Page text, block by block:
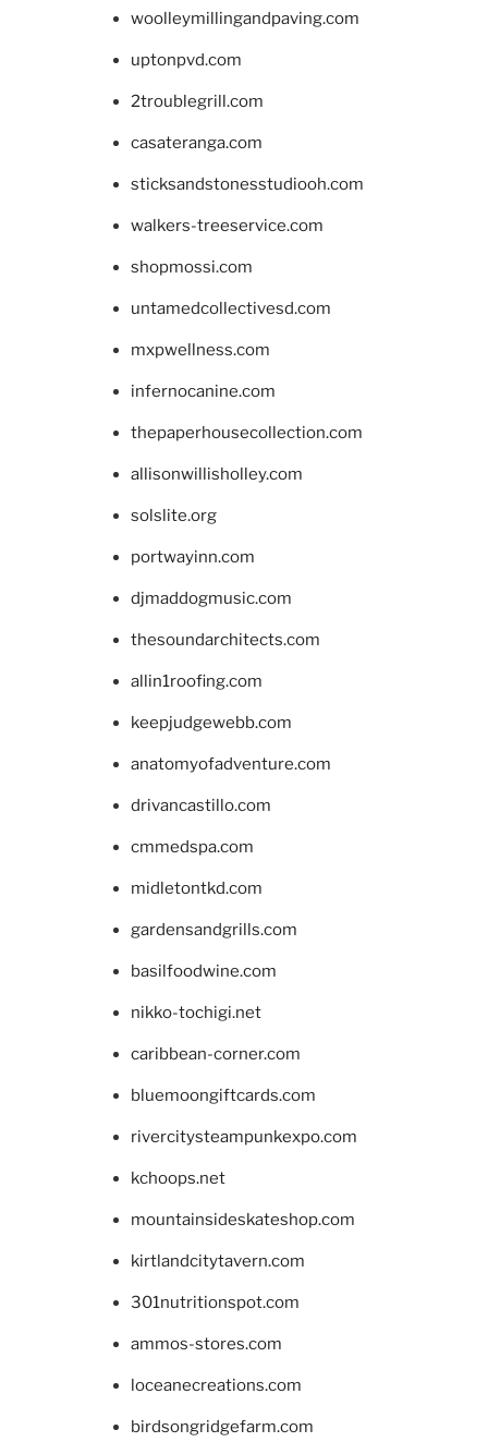
woolleymillingandpaving.com
uptonpvd.com
2troublegrill.com
casateranga.com
sticksandstonesstudiooh.com
walkers-treeservice.com
shopmossi.com
untamedcollectivesd.com
mxpwellness.com
infernocanine.com
thepaperhousecollection.com
allisonwillisholley.com
solslite.org
portwayinn.com
djmaddogmusic.com
thesoundarchitects.com
allin1roofing.com
keepjudgewebb.com
anatomyofadventure.com
drivancastillo.com
cmmedspa.com
midletontkd.com
gardensandgrills.com
basilfoodwine.com
nikko-tochigi.net
caribbean-corner.com
bluemoongiftcards.com
rivercitysteampunkexpo.com
kchoops.net
mountainsideskateshop.com
kirtlandcitytavern.com
301nutritionspot.com
ammos-stores.com
loceanecreations.com
birdsongridgefarm.com